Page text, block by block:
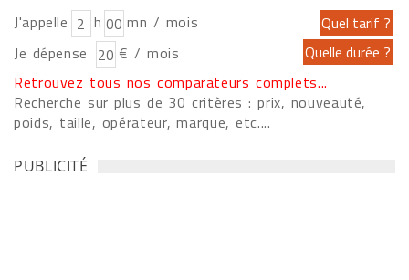
J'appelle h
mn / mois
Je dépense
€ / mois
Retrouvez tous nos comparateurs complets...
Recherche sur plus de 30 critères : prix, nouveauté,
poids, taille, opérateur, marque, etc....
PUBLICITÉ